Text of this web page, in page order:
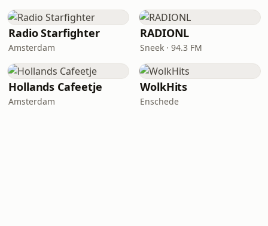
Radio Starfighter
Amsterdam
RADIONL
Sneek · 94.3 FM
Hollands Cafeetje
Amsterdam
WolkHits
Enschede